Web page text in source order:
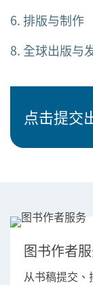
6. 排版与制作
8. 全球出版与
点击提交
图书作者
从书稿提交